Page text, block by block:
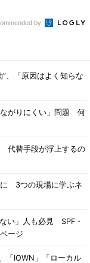
by
、「原因はよく知らな
ながりにくい」問題 何
代替手段が浮上するの
に 3つの現場に学ぶネ
い」人も必見 SPF・
ージ
「IOWN」「ローカル